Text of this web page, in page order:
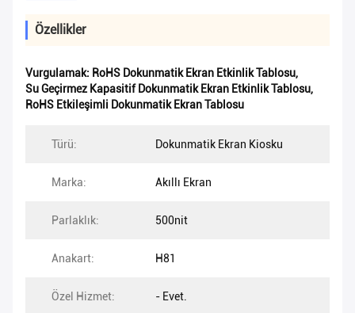
Özellikler
Vurgulamak: RoHS Dokunmatik Ekran Etkinlik Tablosu,
Su Geçirmez Kapasitif Dokunmatik Ekran Etkinlik Tablosu,
RoHS Etkileşimli Dokunmatik Ekran Tablosu
Türü: Dokunmatik Ekran Kiosku
Marka: Akıllı Ekran
Parlaklık: 500nit
Anakart: H81
Özel Hizmet: - Evet.